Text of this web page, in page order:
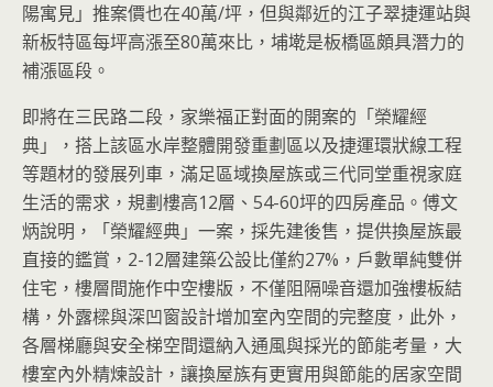
陽寓見」推案價也在40萬/坪，但與鄰近的江子翠捷運站與
新板特區每坪高漲至80萬來比，埔墘是板橋區頗具潛力的
補漲區段。
即將在三民路二段，家樂福正對面的開案的「榮耀經
典」，搭上該區水岸整體開發重劃區以及捷運環狀線工程
等題材的發展列車，滿足區域換屋族或三代同堂重視家庭
生活的需求，規劃樓高12層、54-60坪的四房產品。傅文
炳說明，「榮耀經典」一案，採先建後售，提供換屋族最
直接的鑑賞，2-12層建築公設比僅約27%，戶數單純雙併
住宅，樓層間施作中空樓版，不僅阻隔噪音還加強樓板結
構，外露樑與深凹窗設計增加室內空間的完整度，此外，
各層梯廳與安全梯空間還納入通風與採光的節能考量，大
樓室內外精煉設計，讓換屋族有更實用與節能的居家空間